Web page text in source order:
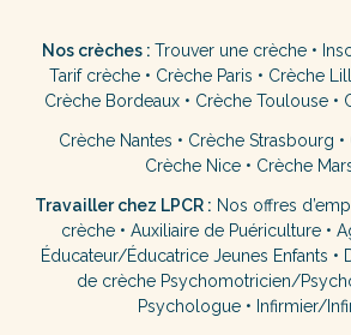
Nos crèches : Trouver une crèche•
Tarif crèche • Crèche Paris • Crèche
Crèche Bordeaux• Crèche Toulouse•
Crèche Nantes • Crèche Strasbourg •
Crèche Nice • Crèche
Travailler chez LPCR : Nos offres
crèche• Auxiliaire de Puériculture•
Éducateur/Éducatrice Jeunes Enfants •
de crèche Psychomotricien/
Psychologue • Infirmier/